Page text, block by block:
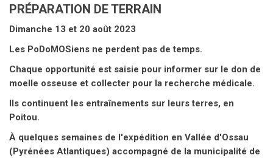
PRÉPARATION DE TERRAIN
Dimanche 13 et 20 août 2023
Les PoDoMOSiens ne perdent pas de temps.
Chaque opportunité est saisie pour informer sur le don de
moelle osseuse et collecter pour la recherche médicale.
Ils continuent les entraînements sur leurs terres, en
Poitou.
À quelques semaines de l'expédition en Vallée d'Ossau
(Pyrénées Atlantiques) accompagné de la municipalité de